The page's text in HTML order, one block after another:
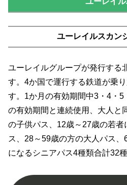
ユーレイルスカン
ユーレイルグループが発行する
す。4か国で運行する鉄道が乗
す。1か月の有効期間中3・4・
の有効期間と連続使用、大人と
の子供パス、12歳～27歳の若
ス、28～59歳の方の大人パス、
になるシニアパス4種類合計32